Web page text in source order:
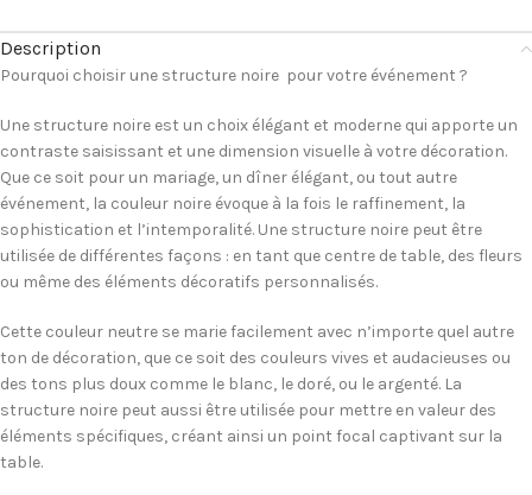
Description
Pourquoi choisir une structure noire pour votre événement ?
Une structure noire est un choix élégant et moderne qui apporte un
contraste saisissant et une dimension visuelle à votre décoration.
Que ce soit pour un mariage, un dîner élégant, ou tout autre
événement, la couleur noire évoque à la fois le raffinement, la
sophistication et l’intemporalité. Une structure noire peut être
utilisée de différentes façons : en tant que centre de table, des fleurs
ou même des éléments décoratifs personnalisés.
Cette couleur neutre se marie facilement avec n’importe quel autre
ton de décoration, que ce soit des couleurs vives et audacieuses ou
des tons plus doux comme le blanc, le doré, ou le argenté. La
structure noire peut aussi être utilisée pour mettre en valeur des
éléments spécifiques, créant ainsi un point focal captivant sur la
table.